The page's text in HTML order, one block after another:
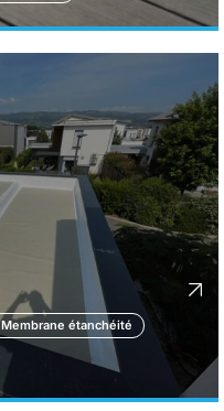
Membrane étanchéité